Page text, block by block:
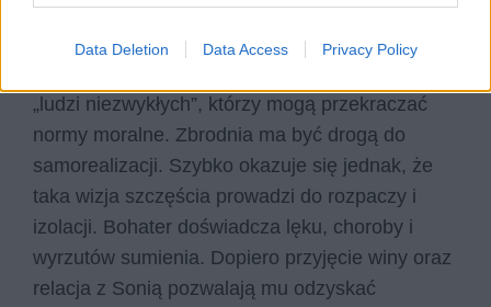
Data Deletion Data Access Privacy Policy
Rodion Raskolnikowpoczątkowo utożsamia
spełnienie z potwierdzeniem własnej
„ludzi niezwykłych”, którzy mogą przekraczać
normy moralne. Zbrodnia ma być drogą do
samorealizacji. Szybko okazuje się jednak, że
taka wizja szczęścia prowadzi do rozpaczy i
izolacji. Bohater doświadcza lęku, choroby i
wyrzutów sumienia. Dopiero przyjęcie winy oraz
relacja z Sonią pozwalają mu odzyskać